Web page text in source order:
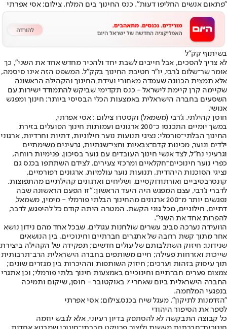
"פתאום אנשים החליפו דעות". כנס החינוך בים המלח. צילום: אסי אפרתי
בשיתוף קק"ל
לא צריך להסכים, אבל חייבים לשבת יחד ולהכיר מחדש אחד את השני", כך
אומר שר־שלום ג'רבי, יו"ר חטיבת החינוך בקק"ל. המשפט הזה אינו סיסמה,
אלא תמצית הכוונה שעמדה מאחורי ועידת החינוך והקהילה הראשונה
שקיימה קרן קיימת לישראל - כנס תקדימי שביקש להתמודד ישירות עם
השסעים בחברה הישראלית באמצעות הכלי הבסיסי ביותר: חינוך ומפגש
אנושי.
חוסן קהילתי. ג'רבי (משמאל) וקסטרו צילום : אסי אפרתי,
במשך יומיים התכנסו כ־200 ארגונים ועמותות חינוך הפועלים בזירת
החינוך הבלתי־פורמלי: נציגי תנועות נוער חילוניות, דתיות וחרדיות, ארגוני
ילדים ונוער, מכינות קדם־צבאיות וחצי־שנתיות, גרעינים משימתיים
וגרעיני נח"ל, לצד אנשי חינוך העובדים עם נוער בסיכון, פנימיות רווחה,
כפרי נוער חינוכיים־חקלאיים ומרכזי צעירים. לצידם השתתפו בכנס גם
נציגי הסוכנות היהודית, תנועות נוער עולמיות, ארגונים רפורמיים,
קונסרבטיביים ואורתודוקסיים, ושליחים וארגונים קהילתיים מהתפוצות.
לדברי ג'רבי, עצם המפגש היה היעד הראשון: "זו הפעם הראשונה שבה
נפגשים יותר מ־200 ארגונים מהחינוך הבלתי פורמלי - מימין, משמאל,
דתיים, חילוניים, מכל גוני הקשת. המטרה היתה קודם כל להיפגש, לדבר,
להפרות אחד את השני".
הוועידה נערכה סביב עשרים שולחנות עגולים, שבכל אחד מהם נידון נושא
אחר מתוך קשת רחבה של אתגרים חברתיים וחינוכיים. בין הנושאים
שנידונו: חיזוק השתלבותם של עולים חדשים; תפקידה של הקהילה ביצירת
שייכות ואזרחות פעילה; חיים משותפים בחברה הישראלית הרב־תרבותית
תוך עיסוק בזהות וערכים; חיזוק השותפות וההיכרות בין מגזרים שונים;
צמצום פערים חברתיים וחינוכיים באמצעות חינוך בלתי פורמלי; וכן אתגרי
החברה הישראלית ביום שאחרי 7 באוקטובר - חוסן, שיקום ותמיכה
בנפגעי המלחמה.
"הזדמנות לתיקון". מעגל שיח בכנס,צילום: אסי אפרתי
לספר את הסיפור היהודי
כל קבוצה התבקשה לא להסתפק בדיון רעיוני, אלא לגבש יוזמה